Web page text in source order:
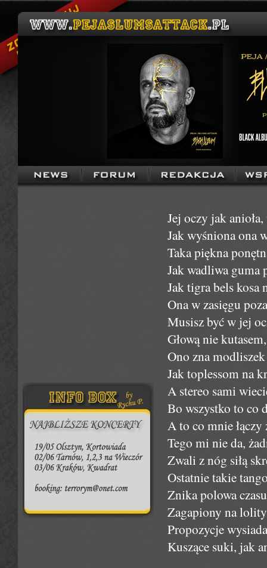
Jej oczy jak
Jak wyśniona ona
Taka piękna
Jak wadliwa guma
Jak tigra bels kosa
Ona w zasięgu
Musisz być w jej
Głową nie
Ono zna
Jak toplessom na
A stereo sami
Bo wszystko to co
A to co mnie
Tego mi nie da,
Zwali z nóg siłą
Ostatnie takie
Znika polowa
Zagapiony na
Propozycje
Kuszące suki, jak